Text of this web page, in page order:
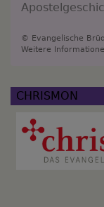
© Evangelische
Weitere
CHRISMON